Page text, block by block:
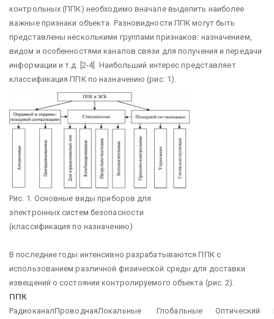
контрольных (ППК) не­обходимо вначале выделить наиболее
важные признаки объекта. Разновидности ППК могут быть
представлены несколькими группами признаков: назначением,
видом и особенностями каналов связи для получения и передачи
информации и т.д. [2-4]. Наибольший интерес представляет
классификация ППК по назначению (рис. 1).
Рис. 1. Основные виды приборов для
электронных систем безопасности
(классификация по назначению)
В последние годы интенсивно разрабатываются ППК с
использованием различной физической среды для доставки
извещений о состоянии контроли­руемого объекта (рис. 2).
ППК
РадиоканалПроводнаяЛокальные
Глобальные
Оптический